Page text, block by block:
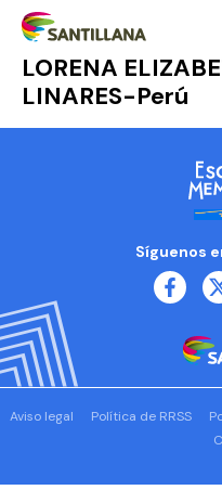
LORENA
LINARES-Perú
Síguenos
Aviso legal Política de RRSS